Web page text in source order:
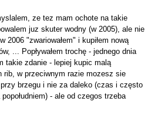
ze tez mam ochote na takie
juz skuter wodny (w 2005), ale nie
2006 "zwariowałem" i kupiłem nową
... Popływałem trochę - jednego dnia
takie zdanie - lepiej kupic malą
rib, w przeciwnym razie mozesz sie
brzegu i nie za daleko (czas i często
- ale od czegos trzeba